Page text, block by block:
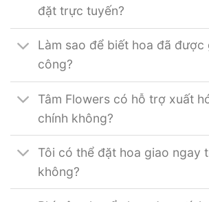
đặt trực tuyến?
Làm sao để biết hoa đã được
công?
Tâm Flowers có hỗ trợ xuất
chính không?
Tôi có thể đặt hoa giao ngay
không?